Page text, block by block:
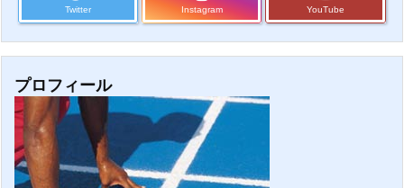
Twitter Instagram YouTube
プロフィール